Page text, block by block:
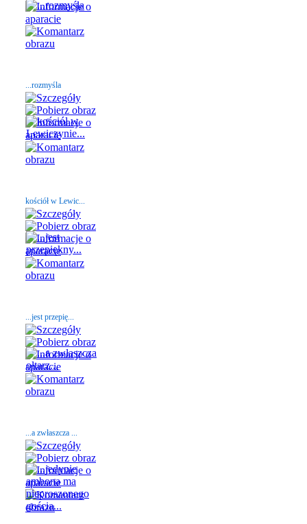
...rozmyśla
kościół w Lewic...
...jest przepię...
...a zwłaszcza ...